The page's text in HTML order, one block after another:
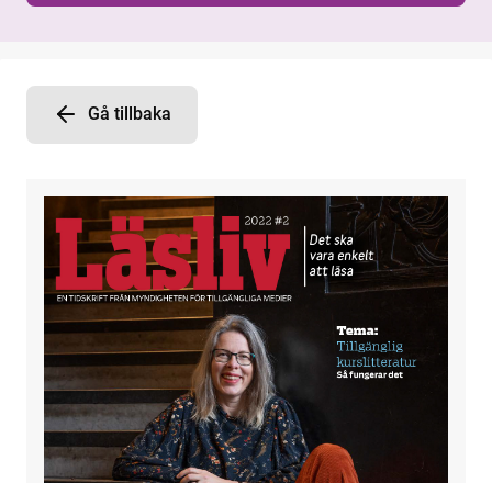
Gå tillbaka